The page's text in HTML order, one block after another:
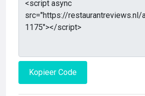
Kopieer Code